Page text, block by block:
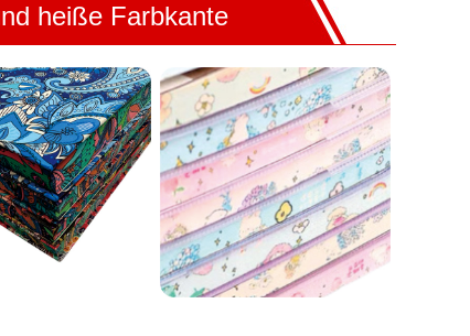
heiße Farbkante